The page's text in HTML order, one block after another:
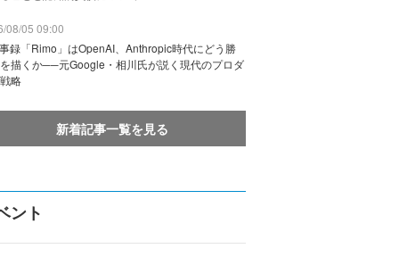
08/05 09:00
録「Rimo」はOpenAI、Anthropic時代にどう勝
描くか──元Google・相川氏が説く現代のプロダ
略
新着記事一覧を見る
ント